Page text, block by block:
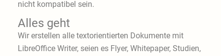
nicht kompatibel sein.
Alles geht
Wir erstellen alle textorientierten Dokumente mit
LibreOffice Writer, seien es Flyer, Whitepaper, Studien,